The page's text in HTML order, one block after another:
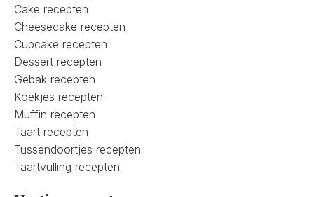
Cake recepten
Cheesecake recepten
Cupcake recepten
Dessert recepten
Gebak recepten
Koekjes recepten
Muffin recepten
Taart recepten
Tussendoortjes recepten
Taartvulling recepten